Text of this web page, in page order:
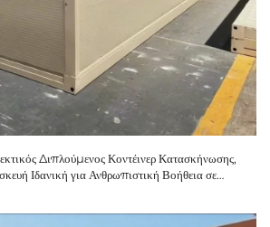
Διπλούμενος Κοντέινερ Κατασκήνωσης,
Ιδανική για Ανθρωπιστική Βοήθεια σε